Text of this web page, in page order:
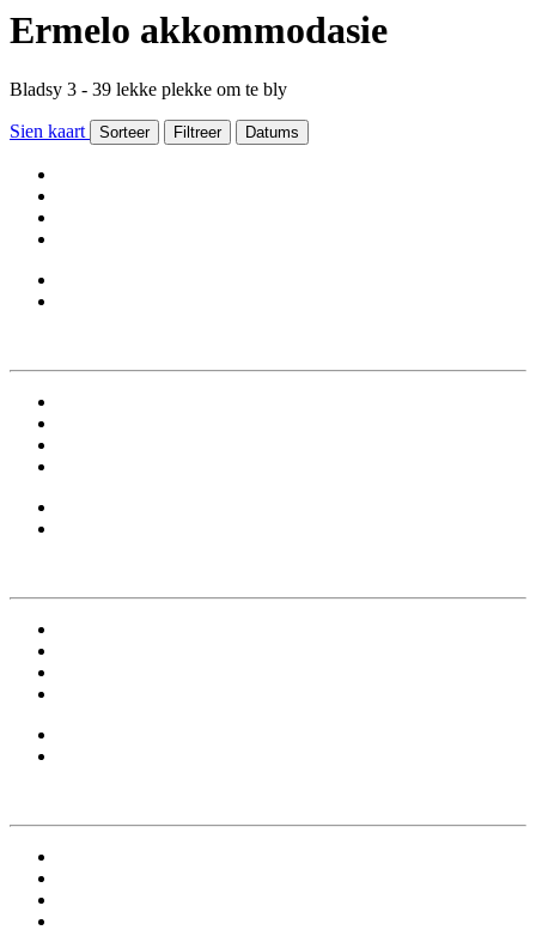
Ermelo akkommodasie
Bladsy 3 - 39 lekke plekke om te bly
Sien kaart Sorteer Filtreer Datums